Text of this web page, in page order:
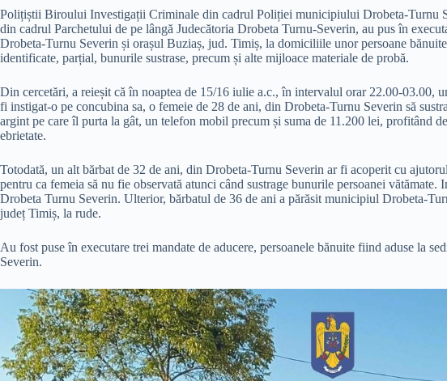
Polițiștii Biroului Investigații Criminale din cadrul Poliției municipiului Drobeta-Turnu
din cadrul Parchetului de pe lângă Judecătoria Drobeta Turnu-Severin, au pus în
Drobeta-Turnu Severin și orașul Buziaș, jud. Timiș, la domiciliile unor persoane
identificate, parțial, bunurile sustrase, precum și alte mijloace materiale de probă.
Din cercetări, a reieșit că în noaptea de 15/16 iulie a.c., în intervalul orar 22.00-03.00,
fi instigat-o pe concubina sa, o femeie de 28 de ani, din Drobeta-Turnu Severin să
argint pe care îl purta la gât, un telefon mobil precum și suma de 11.200 lei, profitând
ebrietate.
Totodată, un alt bărbat de 32 de ani, din Drobeta-Turnu Severin ar fi acoperit cu
pentru ca femeia să nu fie observată atunci când sustrage bunurile persoanei
Drobeta Turnu Severin. Ulterior, bărbatul de 36 de ani a părăsit municipiul Drobeta-
județ Timiș, la rude.
Au fost puse în executare trei mandate de aducere, persoanele bănuite fiind aduse la
Severin.